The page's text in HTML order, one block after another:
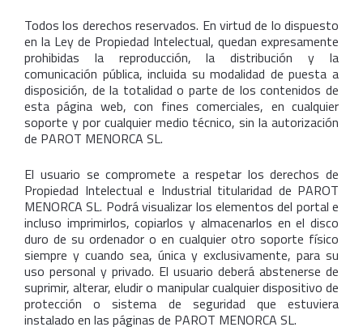
Todos los derechos reservados. En virtud de lo dispuesto
en la Ley de Propiedad Intelectual, quedan expresamente
prohibidas la reproducción, la distribución y la
comunicación pública, incluida su modalidad de puesta a
disposición, de la totalidad o parte de los contenidos de
esta página web, con fines comerciales, en cualquier
soporte y por cualquier medio técnico, sin la autorización
de PAROT MENORCA SL.
El usuario se compromete a respetar los derechos de
Propiedad Intelectual e Industrial titularidad de PAROT
MENORCA SL. Podrá visualizar los elementos del portal e
incluso imprimirlos, copiarlos y almacenarlos en el disco
duro de su ordenador o en cualquier otro soporte físico
siempre y cuando sea, única y exclusivamente, para su
uso personal y privado. El usuario deberá abstenerse de
suprimir, alterar, eludir o manipular cualquier dispositivo de
protección o sistema de seguridad que estuviera
instalado en las páginas de PAROT MENORCA SL.